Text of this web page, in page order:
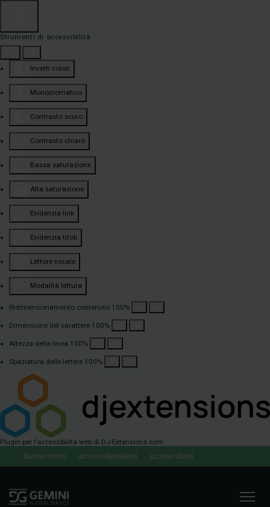
Strumenti di accessibilità
Inverti colori
Monocromatico
Contrasto scuro
Contrasto chiaro
Bassa saturazione
Alta saturazione
Evidenzia link
Evidenzia titoli
Lettore vocale
Modalità lettura
Ridimensionamento contenuto 100%
Dimensione del carattere 100%
Altezza della linea 100%
Spaziatura delle lettere 100%
Plugin per l'accessibilità web di DJ-Extensions.com
lavora con noi accesso dipendenti accesso clienti